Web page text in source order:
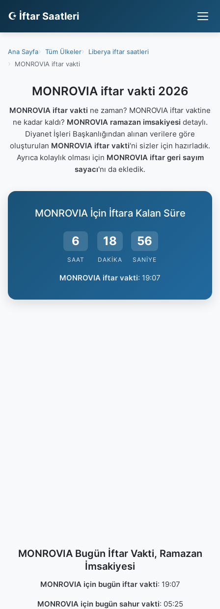
☪ İftar Saatleri
Ana Sayfa Tüm Ülkeler
Liberya iftar saatleri
MONROVIA iftar vakti
MONROVIA iftar vakti 2026
MONROVIA iftar vakti ne zaman? MONROVIA iftar vaktine
ne kadar kaldı? MONROVIA ramazan imsakiyesi detaylı.
Diyanet İşleri Başkanlığından alınan verilere göre
oluşturulan MONROVIA iftar vakti'ni sizler için hazırladık.
Ayrıca kolaylık olması için MONROVIA iftar geri sayım
sayacı'nı da ekledik.
MONROVIA İçin İftara Kalan Süre
6
SAAT
18
DAKIKA
55
SANIYE
MONROVIA iftar vakti: 19:07
MONROVIA Bugün İftar Vakti, Ramazan
İmsakiyesi
MONROVIA için bugün iftar vakti: 19:07
MONROVIA için bugün sahur vakti: 05:25